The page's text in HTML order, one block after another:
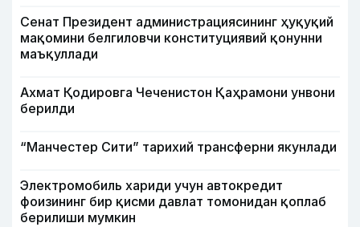
Сенат Президент администрациясининг ҳуқуқий
мақомини белгиловчи конституциявий қонунни
маъқуллади
Ахмат Қодировга Чеченистон Қаҳрамони унвони
берилди
“Манчестер Сити” тарихий трансферни якунлади
Электромобиль хариди учун автокредит
фоизининг бир қисми давлат томонидан қоплаб
берилиши мумкин